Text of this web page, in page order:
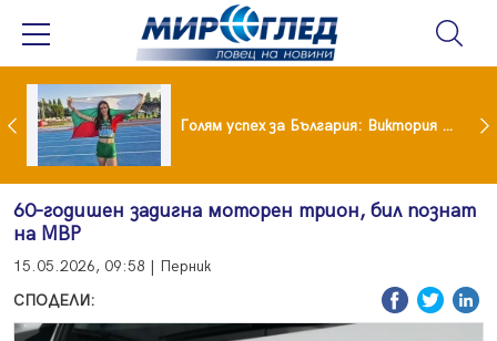
Когато всичко те дразни: тези трикове променят настроението за минути Голям успех за България: Виктория Ангелова грабна световна титла в тройния скок
60-годишен задигна моторен трион, бил познат
на МВР
15.05.2026, 09:58 | Перник
СПОДЕЛИ: